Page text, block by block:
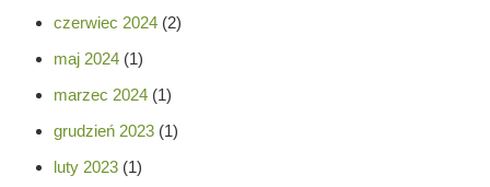
czerwiec 2024(2)
maj 2024(1)
marzec 2024(1)
grudzień 2023(1)
luty 2023(1)